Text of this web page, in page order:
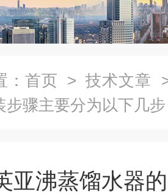
首页 > 技术文章
步骤主要分为以下几步
亚沸蒸馏水器